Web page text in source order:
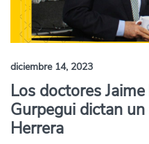
diciembre 14, 2023
Los doctores
Gurpegui dictan
Herrera